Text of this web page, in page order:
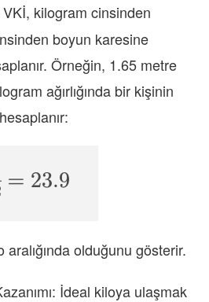
VKİ, kilogram cinsinden
boyun karesine
Örneğin, 1.65 metre
ağırlığında bir kişinin
aralığında olduğunu gösterir.
İdeal kiloya ulaşmak